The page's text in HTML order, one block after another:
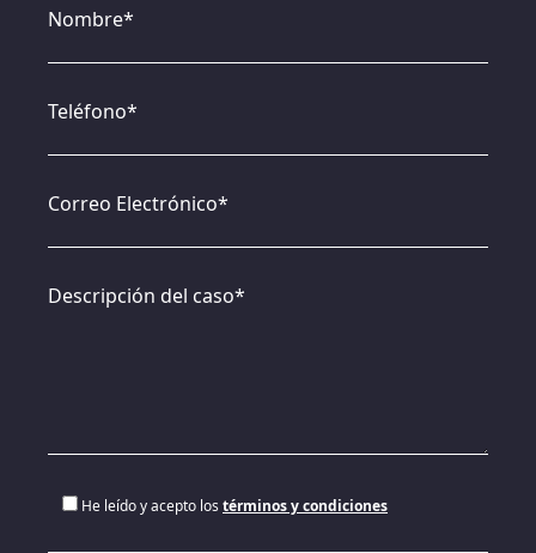
Nombre*
Teléfono*
Correo Electrónico*
Descripción del caso*
He leído y acepto los términos y condiciones